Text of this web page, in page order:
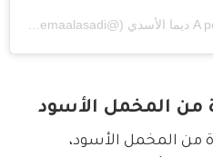
A post shared by Deema Al Asadi ديما الأسدي (@deemaalasadi)
من المخمل الأسود
من المخمل الأسود،